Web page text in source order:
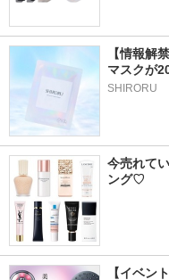
【情報解
マスクが
SHIRORU
今売れて
ング♡
【イベン